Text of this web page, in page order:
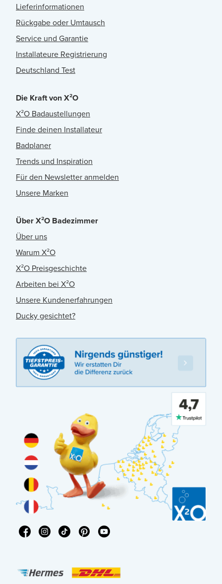
Lieferinformationen
Rückgabe oder Umtausch
Service und Garantie
Installateure Registrierung
Deutschland Test
Die Kraft von X²O
X²O Badaustellungen
Finde deinen Installateur
Badplaner
Trends und Inspiration
Für den Newsletter anmelden
Unsere Marken
Über X²O Badezimmer
Über uns
Warum X²O
X²O Preisgeschichte
Arbeiten bei X²O
Unsere Kundenerfahrungen
Ducky gesichtet?